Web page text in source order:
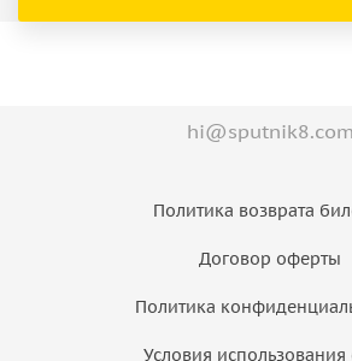
hi@sputnik8.com
Политика возврата
Договор оферты
Политика
Условия использования